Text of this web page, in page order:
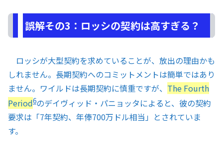
誤解その3：ロッシの契約は高すぎる？
ロッシが大型契約を求めていることが、放出の理由かも
しれません。長期契約へのコミットメントは簡単ではあり
ません。ワイルドは長期契約に慎重ですが、 The Fourth
Period6のデイヴィッド・パニョッタによると、彼の契約
要求は「7年契約、年俸700万ドル相当」とされていま
す。